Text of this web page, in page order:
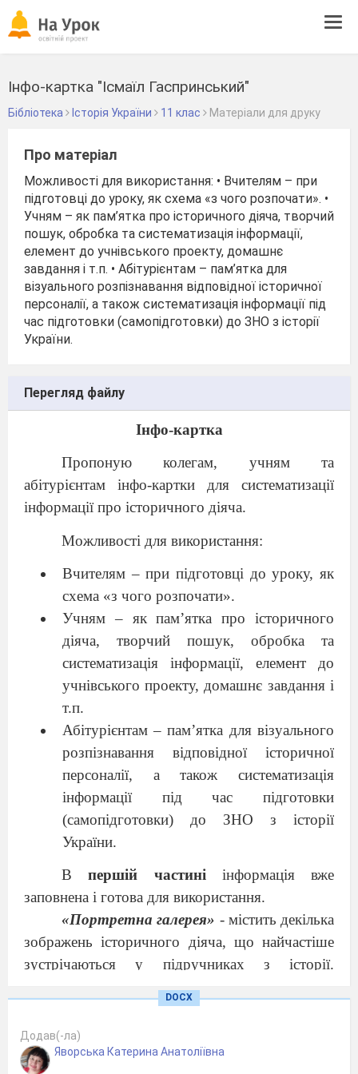
Інфо-картка "Ісмаїл Гаспринський"
Бібліотека Історія України 11 клас Матеріали для друку
Про матеріал
Можливості для використання: • Вчителям – при
підготовці до уроку, як схема «з чого розпочати». •
Учням – як пам’ятка про історичного діяча, творчий
пошук, обробка та систематизація інформації,
елемент до учнівського проекту, домашнє
завдання і т.п. • Абітурієнтам – пам’ятка для
візуального розпізнавання відповідної історичної
персоналії, а також систематизація інформації під
час підготовки (самопідготовки) до ЗНО з історії
України.
Перегляд файлу
Інфо-картка
Пропоную колегам, учням та
абітурієнтам інфо-картки для систематизації
інформації про історичного діяча.
Можливості для використання:
Вчителям – при підготовці до уроку, як
схема «з чого розпочати».
Учням – як пам’ятка про історичного
діяча, творчий пошук, обробка та
систематизація інформації, елемент до
учнівського проекту, домашнє завдання і
т.п.
Абітурієнтам – пам’ятка для візуального
розпізнавання відповідної історичної
персоналії, а також систематизація
інформації під час підготовки
(самопідготовки) до ЗНО з історії
України.
Впершій частиніінформація вже
заповнена і готова для використання.
«Портретна галерея» - містить декілька
зображень історичного діяча, що найчастіше
зустрічаються у підручниках з історії.
Особливо це є зручним для абітурієнтів при
підготовці до ЗНО з історії України – розділ
історичні персоналії обов’язкові для
візуального розпізнавання.
DOCX
Додав(-ла)
Яворська Катерина Анатоліївна